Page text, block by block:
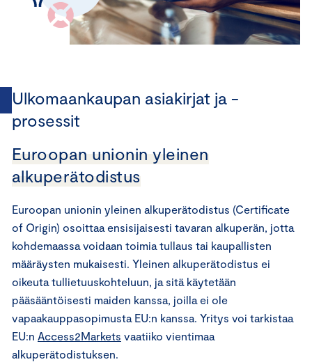
Ulkomaankaupan asiakirjat ja -
prosessit
Euroopan unionin yleinen
alkuperätodistus
Euroopan unionin yleinen alkuperätodistus (Certificate
of Origin) osoittaa ensisijaisesti tavaran alkuperän, jotta
kohdemaassa voidaan toimia tullaus tai kaupallisten
määräysten mukaisesti. Yleinen alkuperätodistus ei
oikeuta tullietuuskohteluun, ja sitä käytetään
pääsääntöisesti maiden kanssa, joilla ei ole
vapaakauppasopimusta EU:n kanssa. Yritys voi tarkistaa
EU:n Access2Markets vaatiiko vientimaa
alkuperätodistuksen.